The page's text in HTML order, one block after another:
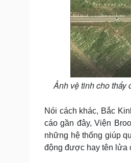
Ảnh vệ tinh cho thấy
Nói cách khác, Bắc
cáo gần đây, Viện
những hệ thống giúp
động được hay tên lửa